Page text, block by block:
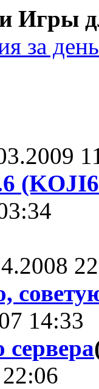
Игры
за день
14:33
сервера